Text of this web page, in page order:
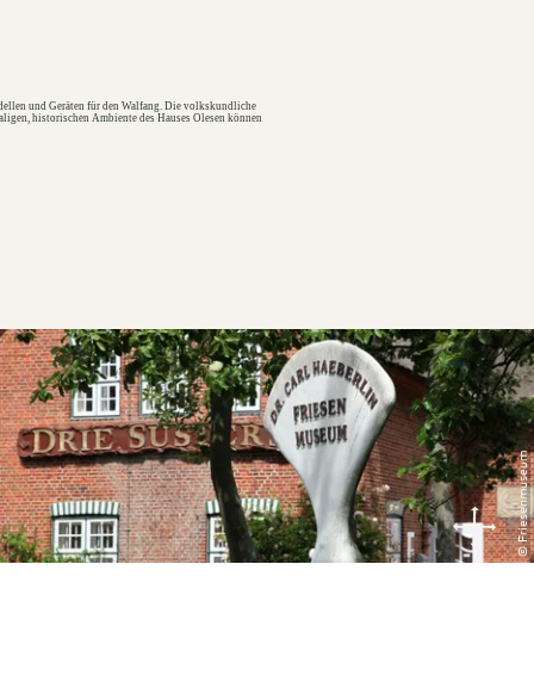
und Geräten für den Walfang. Die volkskundliche
historischen Ambiente des Hauses Olesen können
© Friesenmuseum